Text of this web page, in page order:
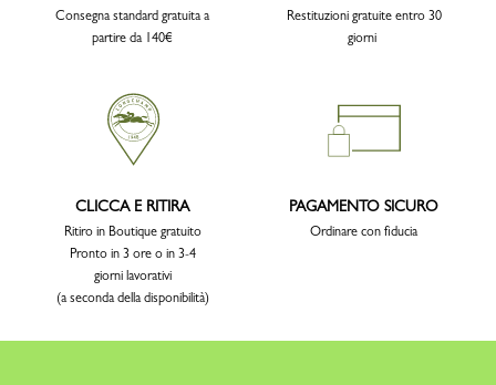
Consegna standard gratuita a
partire da 140€
Restituzioni gratuite entro 30
giorni
CLICCA E RITIRA
Ritiro in Boutique gratuito
Pronto in 3 ore o in 3-4
giorni lavorativi
(a seconda della disponibilità)
PAGAMENTO SICURO
Ordinare con fiducia